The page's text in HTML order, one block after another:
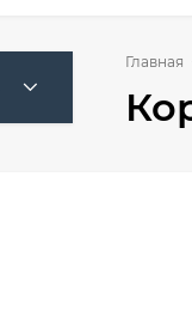
Главная